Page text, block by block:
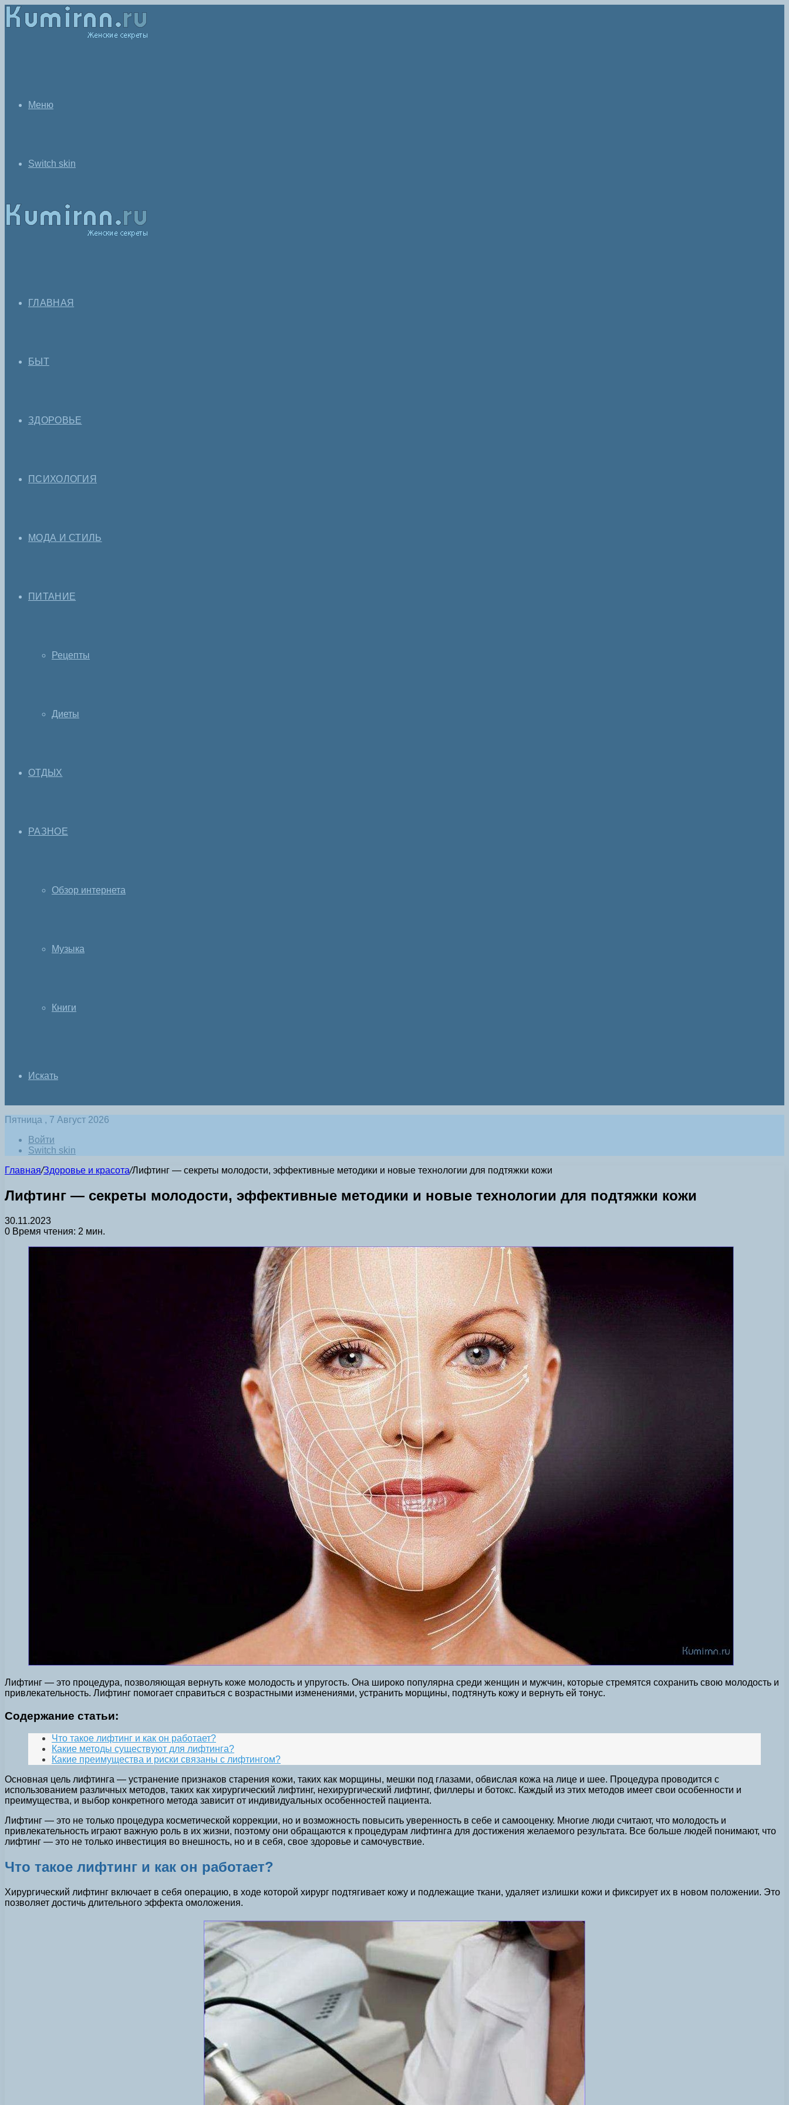
Меню
Switch skin
ГЛАВНАЯ
БЫТ
ЗДОРОВЬЕ
ПСИХОЛОГИЯ
МОДА И СТИЛЬ
ПИТАНИЕ
Рецепты
Диеты
ОТДЫХ
РАЗНОЕ
Обзор интернета
Музыка
Книги
Искать
Пятница , 7 Август 2026
Войти
Switch skin
Главная/Здоровье и красота/Лифтинг — секреты молодости, эффективные методики и новые технологии для подтяжки кожи
Лифтинг — секреты молодости, эффективные методики и новые технологии для подтяжки кожи
30.11.2023
0 Время чтения: 2 мин.
Лифтинг — это процедура, позволяющая вернуть коже молодость и упругость. Она широко популярна среди женщин и мужчин, которые стремятся сохранить свою молодость и
привлекательность. Лифтинг помогает справиться с возрастными изменениями, устранить морщины, подтянуть кожу и вернуть ей тонус.
Содержание статьи:
Что такое лифтинг и как он работает?
Какие методы существуют для лифтинга?
Какие преимущества и риски связаны с лифтингом?
Основная цель лифтинга — устранение признаков старения кожи, таких как морщины, мешки под глазами, обвислая кожа на лице и шее. Процедура проводится с
использованием различных методов, таких как хирургический лифтинг, нехирургический лифтинг, филлеры и ботокс. Каждый из этих методов имеет свои особенности и
преимущества, и выбор конкретного метода зависит от индивидуальных особенностей пациента.
Лифтинг — это не только процедура косметической коррекции, но и возможность повысить уверенность в себе и самооценку. Многие люди считают, что молодость и
привлекательность играют важную роль в их жизни, поэтому они обращаются к процедурам лифтинга для достижения желаемого результата. Все больше людей понимают, что
лифтинг — это не только инвестиция во внешность, но и в себя, свое здоровье и самочувствие.
Что такое лифтинг и как он работает?
Хирургический лифтинг включает в себя операцию, в ходе которой хирург подтягивает кожу и подлежащие ткани, удаляет излишки кожи и фиксирует их в новом положении. Это
позволяет достичь длительного эффекта омоложения.